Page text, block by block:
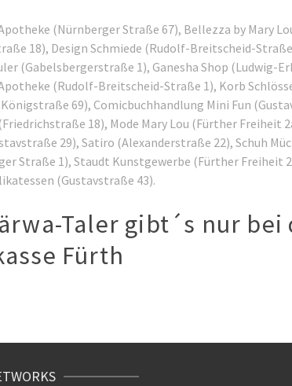
(Nürnberger Straße 67), Bellezza by Mary
18), Design Schmiede (Rudolf-Breitscheid-
(Gabelsbergerstraße 1), Ganesha Shop (Ludwig-
(Rudolf-Breitscheid-Straße 1), Korb
69), Comicbuchhandlung Mini Fun
18), Mode Mary Lou (Fürther Freiheit
29), Satiro (Alexanderstraße 22), Schuh
Straße 1), Staudt Kunstgewerbe (Fürther Freiheit
(Gustavstraße 43).
Taler gibt´s nur bei
Fürth